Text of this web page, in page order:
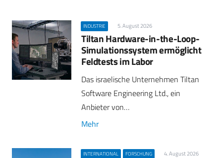
INDUSTRIE 5. August 2026
Tiltan Hardware-in-the-Loop-
Simulationssystem ermöglicht
Feldtests im Labor
Das israelische Unternehmen Tiltan
Software Engineering Ltd., ein
Anbieter von…
Mehr
INTERNATIONAL FORSCHUNG 4. August 2026